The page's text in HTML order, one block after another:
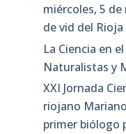
miércoles, 5 de
de vid del Rioja
La Ciencia en
Naturalistas y
XXI Jornada
riojano
primer biólogo